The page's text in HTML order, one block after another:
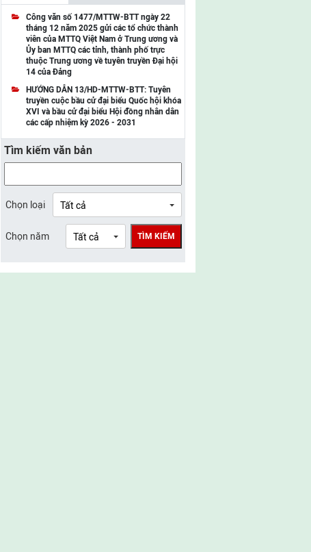
UBMTTQ Việt Nam tỉnh Cao Bằng
UBMTTQ Việt Nam tỉnh Lạng Sơn
UBMTTQ Việt Nam tỉnh Lai Châu
UBMTTQ Việt Nam tỉnh Điện Biên
UBMTTQ Việt Nam tỉnh Sơn La
UBMTTQ Việt Nam tỉnh Thanh Hóa
UBMTTQ Việt Nam tỉnh Nghệ An
UBMTTQ Việt Nam tỉnh Lào Cai
UBMTTQ Việt Nam tỉnh Thái Nguyên
Công văn số 1477/MTTW-BTT ngày 22
tháng 12 năm 2025 gửi các tổ chức thành
viên của MTTQ Việt Nam ở Trung ương và
Ủy ban MTTQ các tỉnh, thành phố trực
thuộc Trung ương về tuyên truyền Đại hội
14 của Đảng
HƯỚNG DẪN 13/HD-MTTW-BTT: Tuyên
truyền cuộc bầu cử đại biểu Quốc hội khóa
XVI và bầu cử đại biểu Hội đồng nhân dân
các cấp nhiệm kỳ 2026 - 2031
Tìm kiếm văn bản
Chọn loại
Chọn năm TÌM KIẾM